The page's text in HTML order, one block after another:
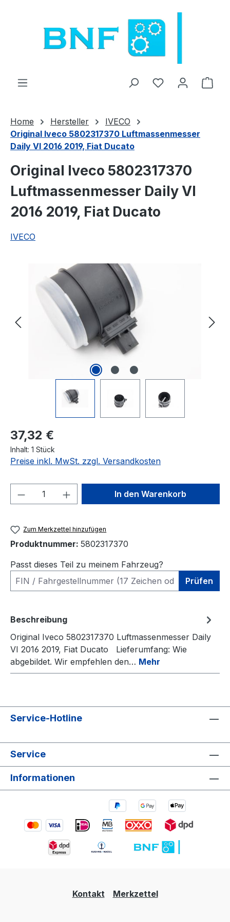
Du hast 0
Home Hersteller
IVECO
Original Iveco 5802317370 Luftmassenmesser
Daily VI 2016 2019, Fiat Ducato
Original Iveco 5802317370
Luftmassenmesser Daily VI
2016 2019, Fiat Ducato
IVECO
Bildergalerie überspringen
Regulärer Preis:
37,32 €
Inhalt: 1 Stück
Preise inkl. MwSt. zzgl. Versandkosten
Produkt Anzahl: Gib denIn den Warenkorb
Zum Merkzettel hinzufügen
Produktnummer: 5802317370
Passt dieses Teil zu meinem Fahrzeug?
Prüfen
Beschreibung
Original Iveco 5802317370 Luftmassenmesser Daily
VI 2016 2019, Fiat Ducato Lieferumfang: Wie
abgebildet. Wir empfehlen den… Mehr
Service-Hotline
Service
Informationen
Kontakt Merkzettel